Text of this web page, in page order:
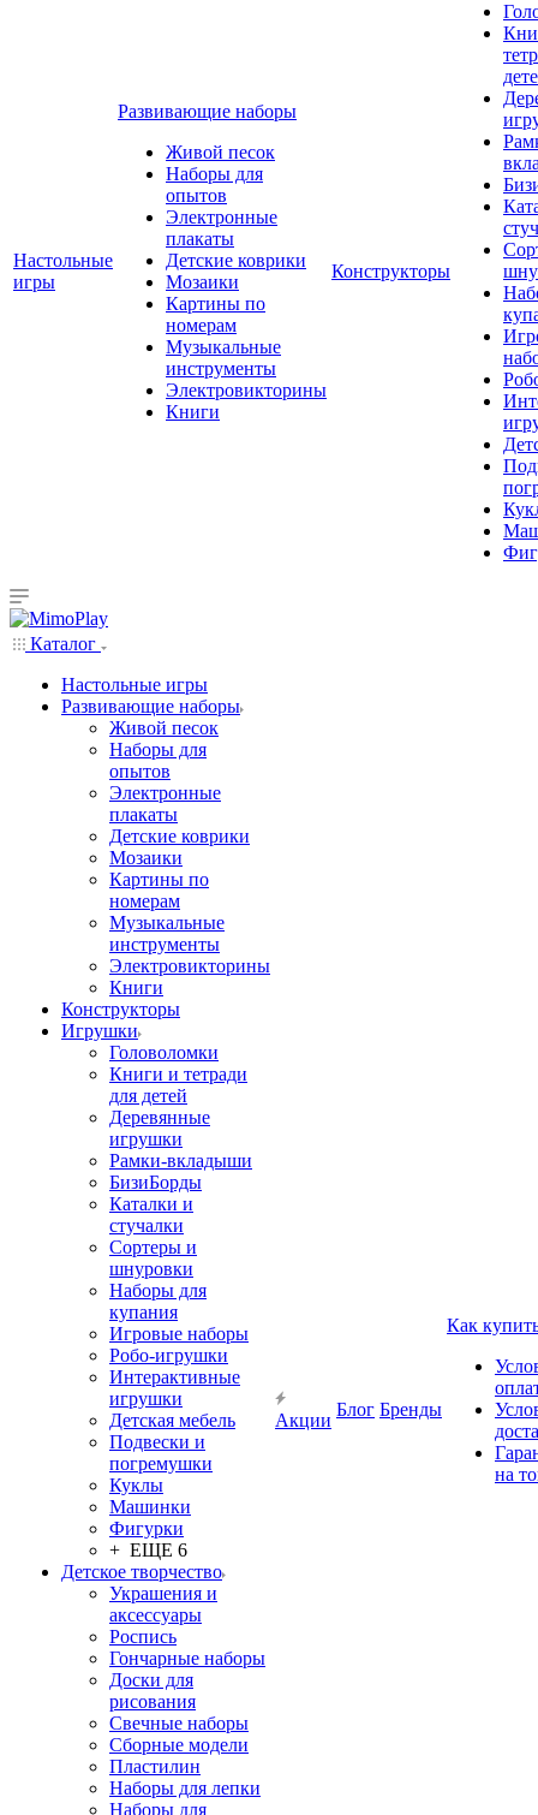
Настольные
игры
Развивающие наборы
Живой песок
Наборы для
опытов
Электронные
плакаты
Детские коврики
Мозаики
Картины по
номерам
Музыкальные
инструменты
Электровикторины
Книги
Конструкторы
Каталог
Настольные игры
Развивающие наборы
Живой песок
Наборы для
опытов
Электронные
плакаты
Детские коврики
Мозаики
Картины по
номерам
Музыкальные
инструменты
Электровикторины
Книги
Конструкторы
Игрушки
Головоломки
Книги и тетради
для детей
Деревянные
игрушки
Рамки-вкладыши
БизиБорды
Каталки и
стучалки
Сортеры и
шнуровки
Наборы для
купания
Игровые наборы
Робо-игрушки
Интерактивные
игрушки
Детская мебель
Подвески и
погремушки
Куклы
Машинки
Фигурки
+ ЕЩЕ 6
Детское творчество
Украшения и
аксессуары
Роспись
Гончарные наборы
Доски для
рисования
Свечные наборы
Сборные модели
Пластилин
Наборы для лепки
Наборы для
Акции
Блог Бренды
Как
на